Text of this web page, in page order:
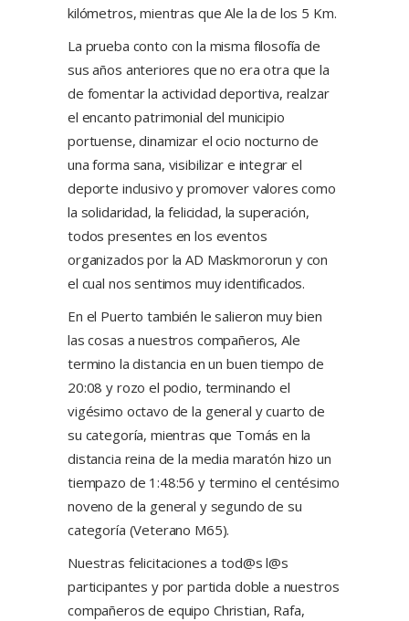
kilómetros, mientras que Ale la de los 5 Km.
La prueba conto con la misma filosofía de
sus años anteriores que no era otra que la
de fomentar la actividad deportiva, realzar
el encanto patrimonial del municipio
portuense, dinamizar el ocio nocturno de
una forma sana, visibilizar e integrar el
deporte inclusivo y promover valores como
la solidaridad, la felicidad, la superación,
todos presentes en los eventos
organizados por la AD Maskmororun y con
el cual nos sentimos muy identificados.
En el Puerto también le salieron muy bien
las cosas a nuestros compañeros, Ale
termino la distancia en un buen tiempo de
20:08 y rozo el podio, terminando el
vigésimo octavo de la general y cuarto de
su categoría, mientras que Tomás en la
distancia reina de la media maratón hizo un
tiempazo de 1:48:56 y termino el centésimo
noveno de la general y segundo de su
categoría (Veterano M65).
Nuestras felicitaciones a tod@s l@s
participantes y por partida doble a nuestros
compañeros de equipo Christian, Rafa,